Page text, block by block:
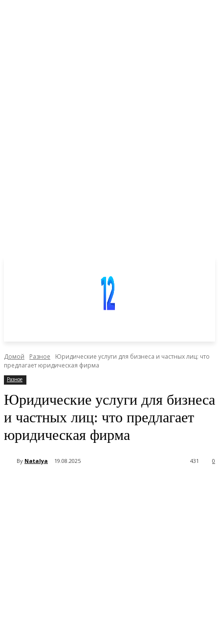
Домой Разное
Юридические услуги для бизнеса и частных лиц: что
предлагает юридическая фирма
Разное
Юридические услуги для бизнеса
и частных лиц: что предлагает
юридическая фирма
By Natalya 19.08.2025 0
431